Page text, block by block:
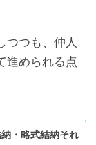
つつも、仲人
進められる点
・略式結納それ